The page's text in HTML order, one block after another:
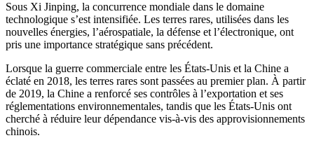
Sous Xi Jinping, la concurrence mondiale dans le domaine
technologique s’est intensifiée. Les terres rares, utilisées dans les
nouvelles énergies, l’aérospatiale, la défense et l’électronique, ont
pris une importance stratégique sans précédent.
Lorsque la guerre commerciale entre les États-Unis et la Chine a
éclaté en 2018, les terres rares sont passées au premier plan. À partir
de 2019, la Chine a renforcé ses contrôles à l’exportation et ses
réglementations environnementales, tandis que les États-Unis ont
cherché à réduire leur dépendance vis-à-vis des approvisionnements
chinois.